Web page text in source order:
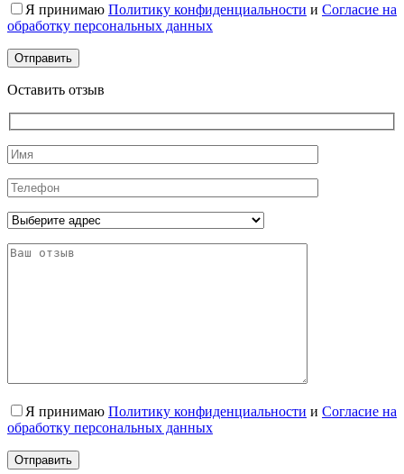
Я принимаю Политику конфиденциальности и Согласие на
обработку персональных данных
Оставить отзыв
Я принимаю Политику конфиденциальности и Согласие на
обработку персональных данных